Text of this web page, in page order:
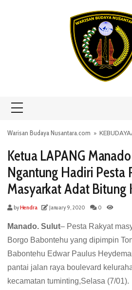
Warisan Budaya Nusantara.com »
Ketua LAPANG
Ngantung Hadiri Pesta
Masyarkat Adat Bitung
byHendra January 9, 2020 0
Manado. Sulut– Pesta Rakyat
Borgo Babontehu yang dipimpin
Babontehu Edwar Paulus
pantai jalan raya boulevard
kecamatan tuminting,Selasa (7/01).